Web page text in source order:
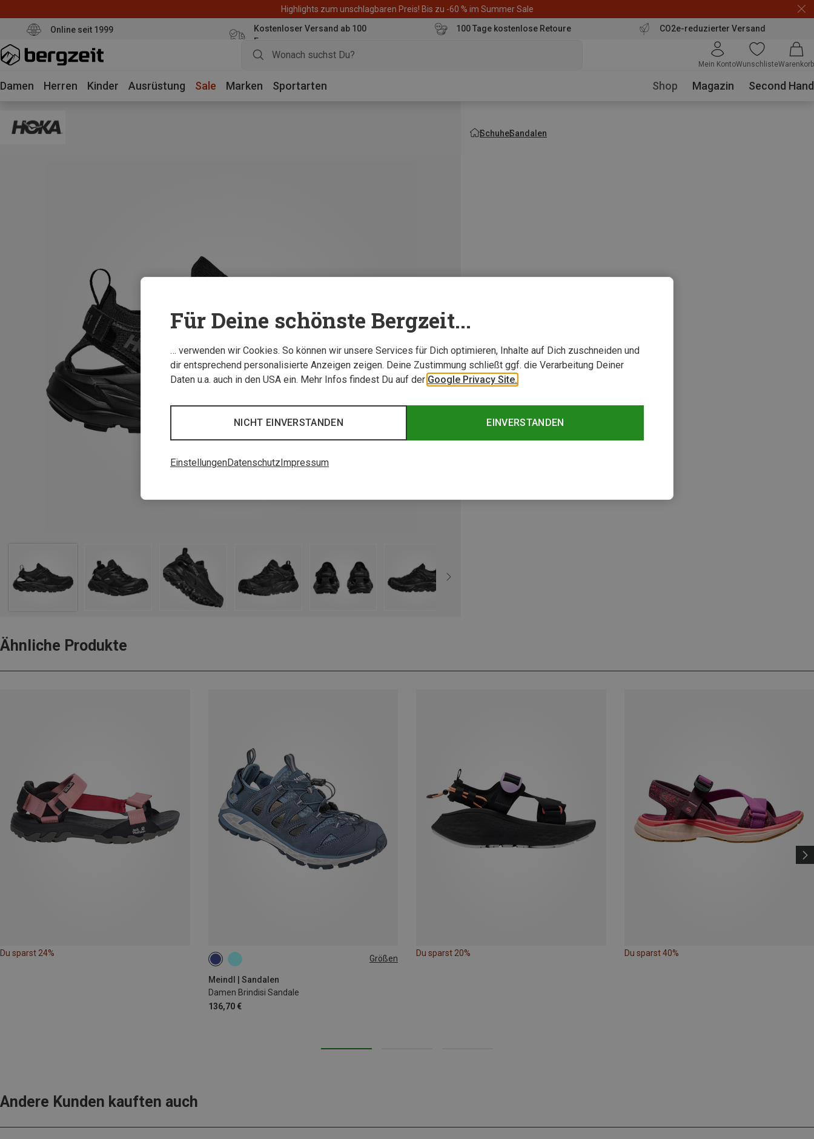
Highlights zum unschlagbaren Preis! Bis zu -60 % im Summer Sale
Online seit 1999
Kostenloser Versand ab 100
Euro
100 Tage kostenlose Retoure CO2e-reduzierter Versand
Mein KontoWunschlisteWarenkorb
Damen Herren Kinder Ausrüstung Sale Marken Sportarten Shop Magazin Second Hand
SchuheSandalen
Ähnliche Produkte
Du sparst 24%
Größen
Meindl | Sandalen
Damen Brindisi Sandale
136,70 €
37 38
Du sparst 20% Du sparst 40%
Andere Kunden kauften auch
Für Deine schönste Bergzeit...
… verwenden wir Cookies. So können wir unsere Services für Dich optimieren, Inhalte auf Dich zuschneiden und
dir entsprechend personalisierte Anzeigen zeigen. Deine Zustimmung schließt ggf. die Verarbeitung Deiner
Daten u.a. auch in den USA ein. Mehr Infos findest Du auf der Google Privacy Site.
EINVERSTANDEN
NICHT EINVERSTANDEN
EinstellungenDatenschutz Impressum